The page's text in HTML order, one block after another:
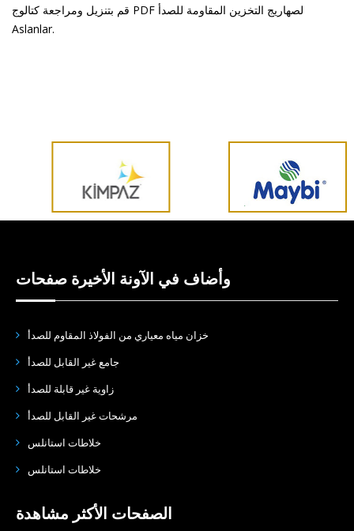
قم بتنزيل ومراجعة كتالوج PDF لصهاريج التخزين المقاومة للصدأ
Aslanlar.
وأضاف في الآونة الأخيرة صفحات
خزان مياه معياري من الفولاذ المقاوم للصدأ
جامع غير القابل للصدأ
زاوية غير قابلة للصدأ
مرشحات غير القابل للصدأ
خلاطات استانلس
خلاطات استانلس
الصفحات الأكثر مشاهدة